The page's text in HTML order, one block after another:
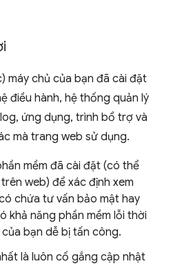
máy chủ của bạn đã cài đặt
điều hành, hệ thống quản lý
ứng dụng, trình bổ trợ và
mà trang web sử dụng.
mềm đã cài đặt (có thể
web) để xác định xem
chứa tư vấn bảo mật hay
khả năng phần mềm lỗi thời
bạn dễ bị tấn công.
là luôn cố gắng cập nhật